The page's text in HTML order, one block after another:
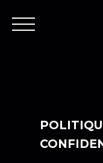
Accueil Estimer